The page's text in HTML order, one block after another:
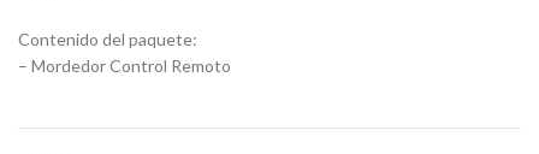
Contenido del paquete:
– Mordedor Control Remoto